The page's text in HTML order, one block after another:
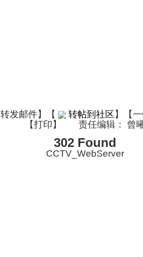
转发邮件】 【 转帖到社区】【
【打印】 责任编辑： 曾
302 Found
CCTV_WebServer